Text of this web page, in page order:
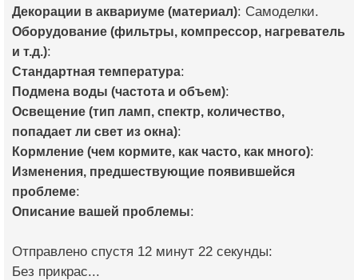
Декорации в аквариуме (материал): Самоделки.
Оборудование (фильтры, компрессор, нагреватель
и т.д.):
Стандартная температура:
Подмена воды (частота и объем):
Освещение (тип ламп, спектр, количество,
попадает ли свет из окна):
Кормление (чем кормите, как часто, как много):
Изменения, предшествующие появившейся
проблеме:
Описание вашей проблемы:
Отправлено спустя 12 минут 22 секунды:
Без прикрас...